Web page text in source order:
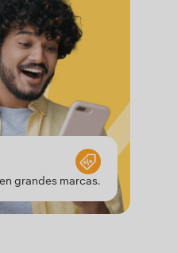
grandes marcas.